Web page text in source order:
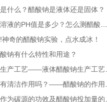
什么？醋酸钠是液体还是固体？
神奇的醋酸钠实验，点水成冰！
钠有什么特性和用途？